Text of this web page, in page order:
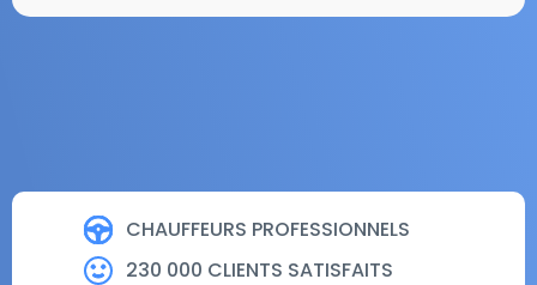
CHAUFFEURS PROFESSIONNELS
230 000 CLIENTS SATISFAITS